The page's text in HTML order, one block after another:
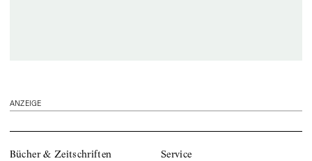
ANZEIGE
Bücher & Zeitschriften Service